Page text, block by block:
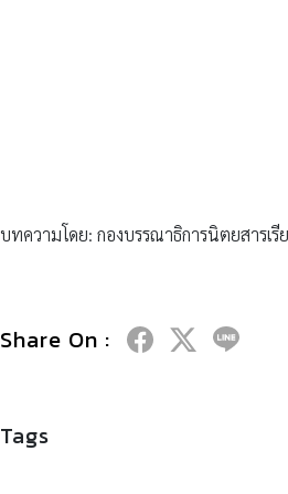
บทความโดย: กองบรรณาธิการนิตยสารเรี
Share On :
Tags